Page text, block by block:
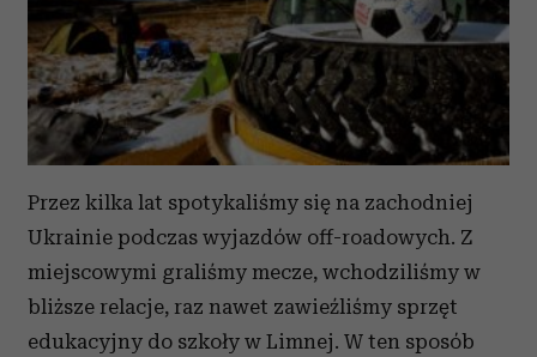
Przez kilka lat spotykaliśmy się na zachodniej
Ukrainie podczas wyjazdów off-roadowych. Z
miejscowymi graliśmy mecze, wchodziliśmy w
bliższe relacje, raz nawet zawieźliśmy sprzęt
edukacyjny do szkoły w Limnej. W ten sposób